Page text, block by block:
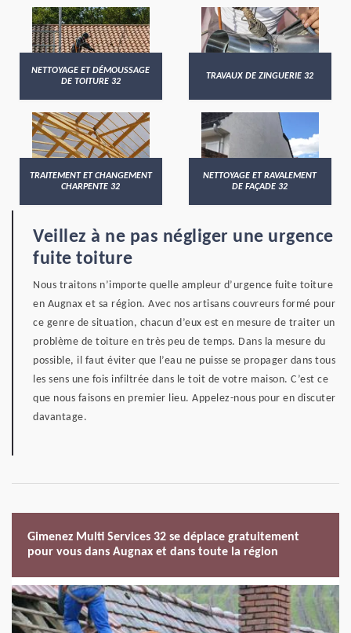
NETTOYAGE ET DÉMOUSSAGE
DE TOITURE 32
TRAVAUX DE ZINGUERIE 32
TRAITEMENT ET CHANGEMENT
CHARPENTE 32
NETTOYAGE ET RAVALEMENT
DE FAÇADE 32
Veillez à ne pas négliger une urgence
fuite toiture
Nous traitons n’importe quelle ampleur d’urgence fuite toiture
en Augnax et sa région. Avec nos artisans couvreurs formé pour
ce genre de situation, chacun d’eux est en mesure de traiter un
problème de toiture en très peu de temps. Dans la mesure du
possible, il faut éviter que l’eau ne puisse se propager dans tous
les sens une fois infiltrée dans le toit de votre maison. C’est ce
que nous faisons en premier lieu. Appelez-nous pour en discuter
davantage.
Gimenez Multi Services 32 se déplace gratuitement
pour vous dans Augnax et dans toute la région